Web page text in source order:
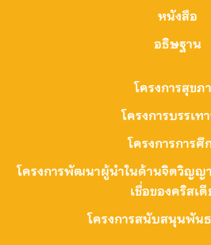
หนังสือ
อธิษฐาน
โครงการสุขภ
โครงการบรรเท
โครงการการศึ
โครงการพัฒนาผู้นำในด้านจิตวิญ
เชื่อของคริสเ
โครงการสนับสนุนพัน